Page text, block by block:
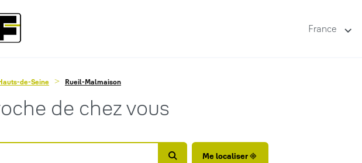
France
de-Seine Rueil-Malmaison
de chez vous
Me localiser